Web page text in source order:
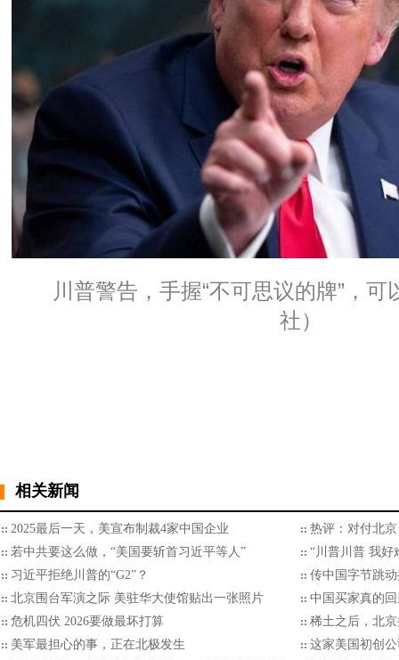
川普警告，手握“不可思议的牌”，可
社）
相关新闻
2025最后一天，美宣布制裁4家中国企业
热评：对付北
若中共要这么做，“美国要斩首习近平等人”
“川普川普 我好
习近平拒绝川普的“G2”？
传中国字节跳
北京围台军演之际 美驻华大使馆贴出一张照片
中国买家真的
危机四伏 2026要做最坏打算
稀土之后，北
美军最担心的事，正在北极发生
这家美国初创